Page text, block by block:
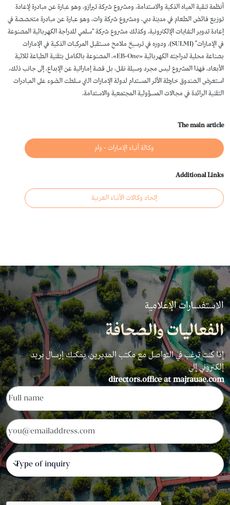
أنظمة تنقية المياه الذكية والاستدامة، ومشروع شركة تيرازو، وهو عبارة عن مبادرة لإعادة
توزيع فائض الطعام في مدينة دبي، ومشروع شركة وات، وهو عبارة عن مبادرة متخصصة في
إعادة تدوير النفايات الإلكترونية، وكذلك مشروع شركة “سلمي للدراجة الكهربائية المصنوعة
في الإمارات” (SULMI)، ودوره في ترسيخ ملامح مستقبل المركبات الذكية في الإمارات
بصناعة محلية لدراجته الكهربائية «EB-One»، المصنوعة بالكامل بتقنية الطباعة ثلاثية
الأبعاد، فهذا المشروع ليس مجرد وسيلة نقل، بل قصة إماراتية عن الإبداع، إلى جانب ذلك،
استعرض الصندوق خارطة الأثر المستدام لدولة الإمارات التي سلطت الضوء على المبادرات
التقنية الرائدة في مجالات المسؤولية المجتمعية والاستدامة.
The main article
وكالة أنباء الإمارات - وام
Additional Links
إتحاد وكالات الأنباء العربية
الاستفسارات الإعلامية
الفعاليات والصحافة
إذا كنت ترغب في التواصل مع مكتب المديرين، يمكنك إرسال بريد
إلكتروني إلى
directors.office at majrauae.com